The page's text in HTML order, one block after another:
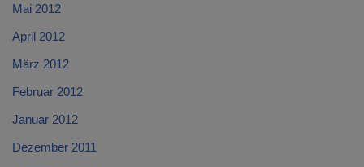
Mai 2012
April 2012
März 2012
Februar 2012
Januar 2012
Dezember 2011